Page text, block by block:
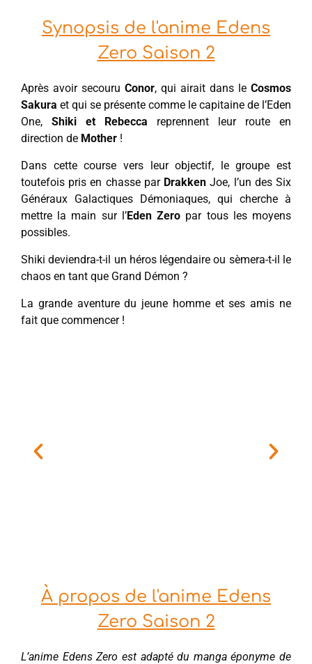
Synopsis de l'anime Edens
Zero Saison 2
Après avoir secouru Conor, qui airait dans le Cosmos
Sakura et qui se présente comme le capitaine de l’Eden
One, Shiki et Rebecca reprennent leur route en
direction de Mother !
Dans cette course vers leur objectif, le groupe est
toutefois pris en chasse par Drakken Joe, l’un des Six
Généraux Galactiques Démoniaques, qui cherche à
mettre la main sur l’Eden Zero par tous les moyens
possibles.
Shiki deviendra-t-il un héros légendaire ou sèmera-t-il le
chaos en tant que Grand Démon ?
La grande aventure du jeune homme et ses amis ne
fait que commencer !
À propos de l'anime Edens
Zero Saison 2
L’anime Edens Zero est adapté du manga éponyme de